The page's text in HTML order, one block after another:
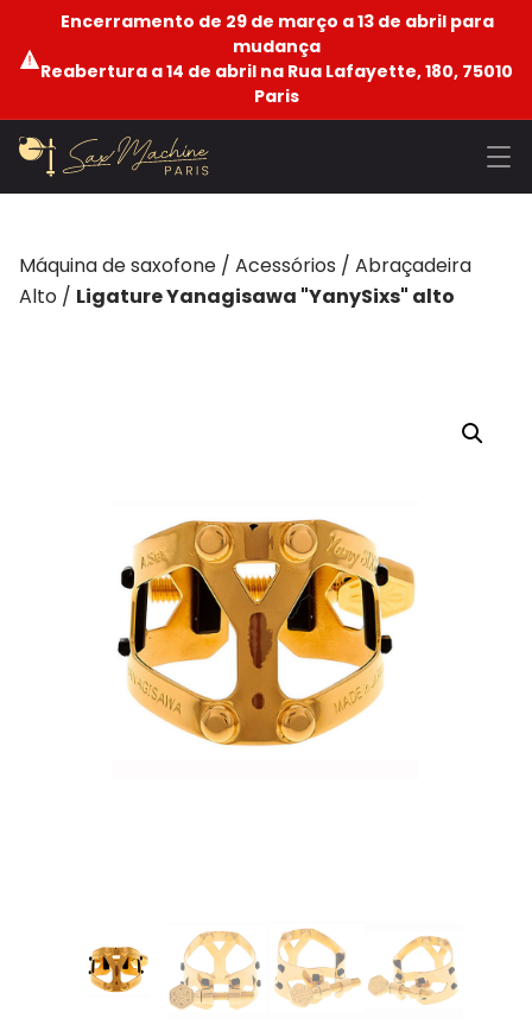
Encerramento de 29 de março a 13 de abril para
mudança
Reabertura a 14 de abril na Rua Lafayette, 180, 75010
Paris
Máquina de saxofone / Acessórios / Abraçadeira
Alto / Ligature Yanagisawa "YanySixs" alto